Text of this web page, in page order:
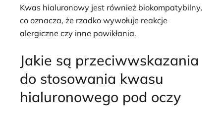
Kwas hialuronowy jest również biokompatybilny,
co oznacza, że rzadko wywołuje reakcje
alergiczne czy inne powikłania.
Jakie są przeciwwskazania
do stosowania kwasu
hialuronowego pod oczy